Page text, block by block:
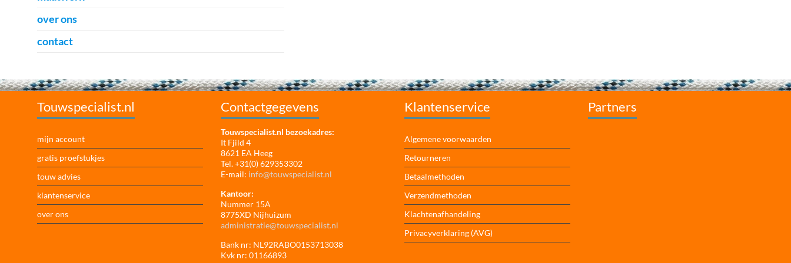
over ons
contact
Touwspecialist.nl
mijn account
gratis proefstukjes
touw advies
klantenservice
over ons
Contactgegevens
Touwspecialist.nl bezoekadres:
It Fjild 4
8621 EA Heeg
Tel. +31(0) 629353302
E-mail: info@touwspecialist.nl
Kantoor:
Nummer 15A
8775XD Nijhuizum
administratie@touwspecialist.nl
Bank nr: NL92RABO0153713038
Kvk nr: 01166893
Klantenservice
Algemene voorwaarden
Retourneren
Betaalmethoden
Verzendmethoden
Klachtenafhandeling
Privacyverklaring (AVG)
Partners